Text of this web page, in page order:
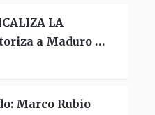
LA
a Maduro …
Marco Rubio